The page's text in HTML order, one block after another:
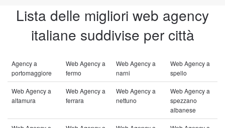
Lista delle migliori web agency
italiane suddivise per città
Agency a
portomaggiore
Web Agency a
fermo
Web Agency a
narni
Web Agency a
spello
Web Agency a
altamura
Web Agency a
ferrara
Web Agency a
nettuno
Web Agency a
spezzano
albanese